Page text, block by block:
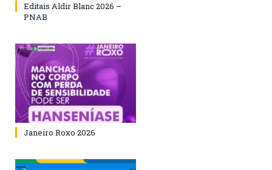
Editais Aldir Blanc 2026 –
PNAB
Janeiro Roxo 2026